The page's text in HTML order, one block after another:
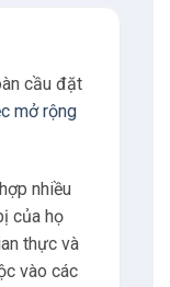
cầu đặt
mở rộng
nhiều
của họ
thực và
vào các